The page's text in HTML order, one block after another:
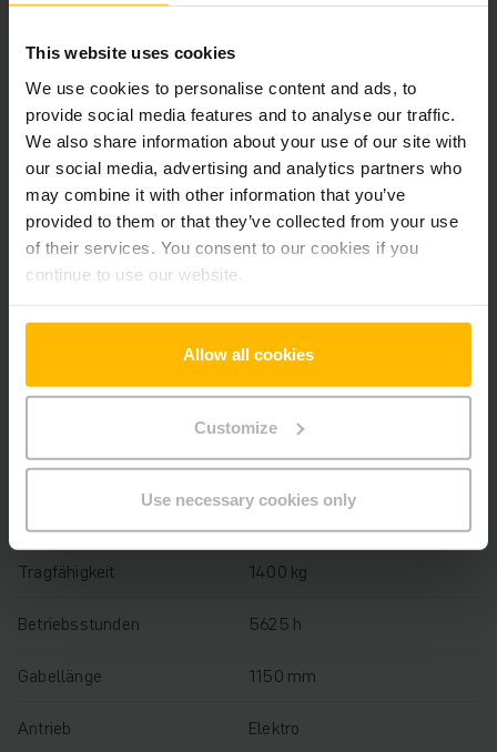
This website uses cookies
We use cookies to personalise content and ads, to
provide social media features and to analyse our traffic.
We also share information about your use of our site with
our social media, advertising and analytics partners who
may combine it with other information that you’ve
provided to them or that they’ve collected from your use
of their services. You consent to our cookies if you
continue to use our website.
Allow all cookies
Customize
Use necessary cookies only
Produktinformationen
Der folgende Abschnitt bietet eine umfassende
Zusammenfassung der technischen Spezifikationen und
Ausstattungen des Fahrzeugs.
Blei-Säure, 24 V / 150 Ah
Batterie Baujahr 2024
Tragfähigkeit 1400 kg
Betriebsstunden 5625 h
Gabellänge 1150 mm
Antrieb Elektro